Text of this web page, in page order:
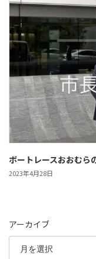
ボートレースおおむら
2023年4月28日
アーカイブ